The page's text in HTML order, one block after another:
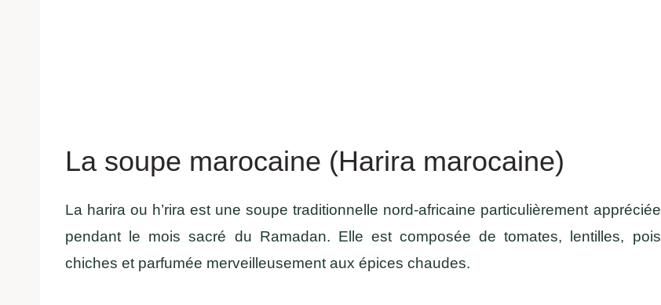
La soupe marocaine (Harira marocaine)
La harira ou h’rira est une soupe traditionnelle nord-africaine particulièrement appréciée
pendant le mois sacré du Ramadan. Elle est composée de tomates, lentilles, pois
chiches et parfumée merveilleusement aux épices chaudes.